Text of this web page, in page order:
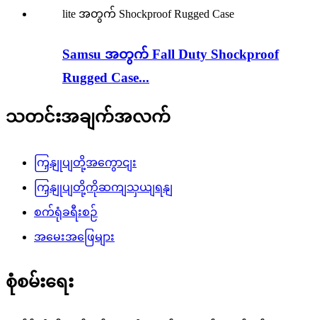
Samsu အတွက် Fall Duty Shockproof
Rugged Case...
သတင်းအချက်အလက်
ကြှနျုပျတို့အကွောငျး
ကြှနျုပျတို့ကိုဆကျသှယျရနျ
စက်ရုံခရီးစဉ်
အမေးအဖြေများ
စုံစမ်းရေး